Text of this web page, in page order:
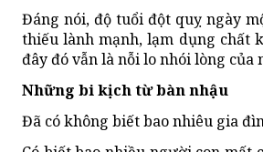
Đáng nói, độ tuổi đột quỵ ngày
thiếu lành mạnh, lạm dụng chất
đây đó vẫn là nỗi lo nhói lòng của
Những bi kịch từ bàn nhậu
Đã có không biết bao nhiêu gia